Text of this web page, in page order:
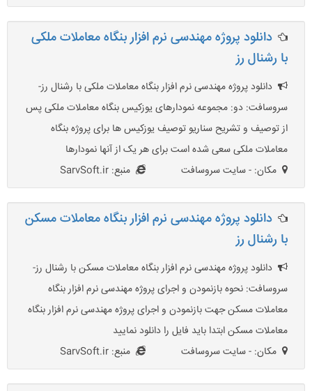
دانلود پروژه مهندسی نرم افزار بنگاه معاملات ملکی
با رشنال رز
دانلود پروژه مهندسی نرم افزار بنگاه معاملات ملکی با رشنال رز-
سروسافت: دو: مجموعه نمودارهای یوزکیس بنگاه معاملات ملکی پس
از توصیف و تشریح سناریو توصیف یوزکیس ها برای پروژه بنگاه
معاملات ملکی سعی شده است برای هر یک از آنها نمودارها
مکان: - سایت سروسافت
منبع: SarvSoft.ir
دانلود پروژه مهندسی نرم افزار بنگاه معاملات مسکن
با رشنال رز
دانلود پروژه مهندسی نرم افزار بنگاه معاملات مسکن با رشنال رز-
سروسافت: نحوه بازنمودن و اجرای پروژه مهندسی نرم افزار بنگاه
معاملات مسکن جهت بازنمودن و اجرای پروژه مهندسی نرم افزار بنگاه
معاملات مسکن ابتدا باید فایل را دانلود نمایید
مکان: - سایت سروسافت
منبع: SarvSoft.ir